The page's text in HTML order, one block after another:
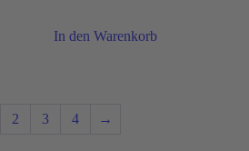
In den Warenkorb
2 3 4 →